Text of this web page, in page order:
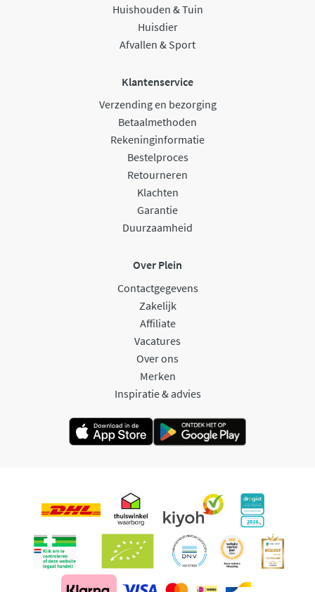
Huishouden & Tuin
Huisdier
Afvallen & Sport
Klantenservice
Verzending en bezorging
Betaalmethoden
Rekeninginformatie
Bestelproces
Retourneren
Klachten
Garantie
Duurzaamheid
Over Plein
Contactgegevens
Zakelijk
Affiliate
Vacatures
Over ons
Merken
Inspiratie & advies